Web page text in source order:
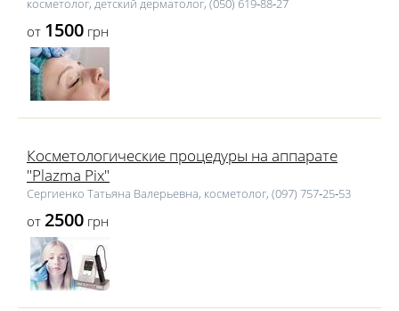
косметолог, детский дерматолог, (050) 619‑88‑27
от 1500 грн
Косметологические процедуры на аппарате
"Plazma Pix"
Сергиенко Татьяна Валерьевна, косметолог, (097) 757‑25‑53
от 2500 грн